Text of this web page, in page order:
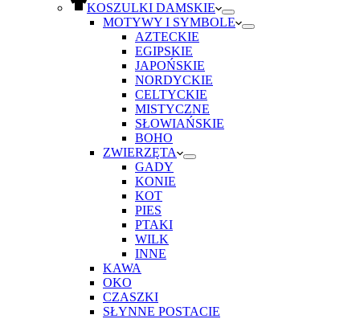
KOSZULKI DAMSKIE
MOTYWY I SYMBOLE
AZTECKIE
EGIPSKIE
JAPOŃSKIE
NORDYCKIE
CELTYCKIE
MISTYCZNE
SŁOWIAŃSKIE
BOHO
ZWIERZĘTA
GADY
KONIE
KOT
PIES
PTAKI
WILK
INNE
KAWA
OKO
CZASZKI
SŁYNNE POSTACIE